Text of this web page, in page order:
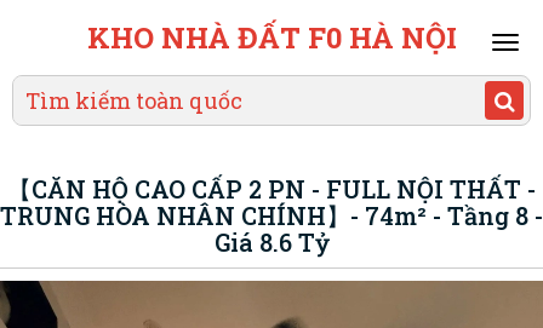
KHO NHÀ ĐẤT F0 HÀ NỘI
【CĂN HỘ CAO CẤP 2 PN - FULL NỘI THẤT -
TRUNG HÒA NHÂN CHÍNH】- 74m² - Tầng 8 -
Giá 8.6 Tỷ